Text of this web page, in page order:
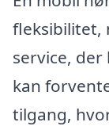
fleksibilitet,
service, der
kan
tilgang,